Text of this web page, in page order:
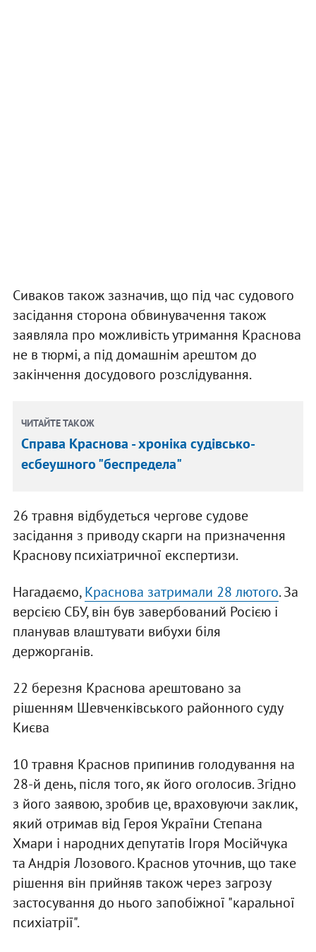
Сиваков також зазначив, що під час судового
засідання сторона обвинувачення також
заявляла про можливість утримання Краснова
не в тюрмі, а під домашнім арештом до
закінчення досудового розслідування.
ЧИТАЙТЕ ТАКОЖ
Справа Краснова - хроніка судівсько-
есбеушного "беспредела"
26 травня відбудеться чергове судове
засідання з приводу скарги на призначення
Краснову психіатричної експертизи.
Нагадаємо,Краснова затримали 28 лютого. За
версією СБУ, він був завербований Росією і
планував влаштувати вибухи біля
держорганів.
22 березня Краснова арештовано за
рішенням Шевченківського районного суду
Києва
10 травня Краснов припинив голодування на
28-й день, після того, як його оголосив. Згідно
з його заявою, зробив це, враховуючи заклик,
який отримав від Героя України Степана
Хмари і народних депутатів Ігоря Мосійчука
та Андрія Лозового. Краснов уточнив, що таке
рішення він прийняв також через загрозу
застосування до нього запобіжної "каральної
психіатрії".